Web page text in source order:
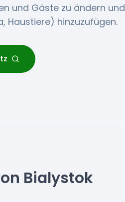
und Gäste zu ändern und
Haustiere) hinzuzufügen.
Bialystok